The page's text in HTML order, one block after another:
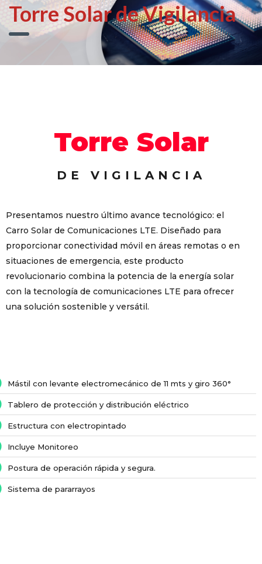
Torre Solar de Vigilancia
Torre Solar
DE VIGILANCIA
Presentamos nuestro último avance tecnológico: el
Carro Solar de Comunicaciones LTE. Diseñado para
proporcionar conectividad móvil en áreas remotas o en
situaciones de emergencia, este producto
revolucionario combina la potencia de la energía solar
con la tecnología de comunicaciones LTE para ofrecer
una solución sostenible y versátil.
Mástil con levante electromecánico de 11 mts y giro 360°
Tablero de protección y distribución eléctrico
Estructura con electropintado
Incluye Monitoreo
Postura de operación rápida y segura.
Sistema de pararrayos